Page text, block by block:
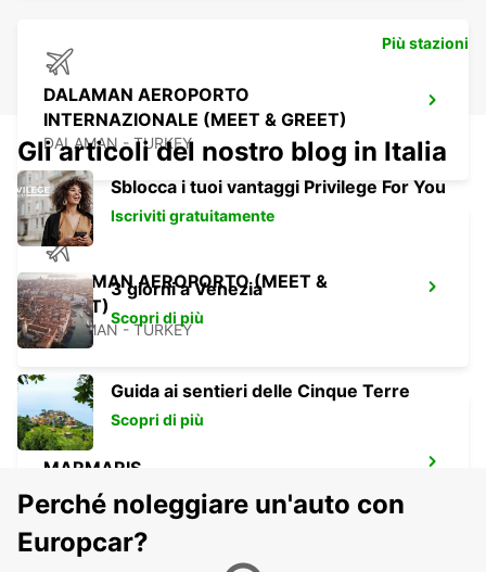
DALAMAN AEROPORTO
INTERNAZIONALE (MEET & GREET)
DALAMAN - TURKEY
DALAMAN AEROPORTO (MEET &
GREET)
DALAMAN - TURKEY
MARMARIS
MARMARIS - TURKEY
Più stazioni
Gli articoli del nostro blog in Italia
Sblocca i tuoi vantaggi Privilege For You
Iscriviti gratuitamente
3 giorni a Venezia
Scopri di più
Guida ai sentieri delle Cinque Terre
Scopri di più
Perché noleggiare un'auto con
Europcar?